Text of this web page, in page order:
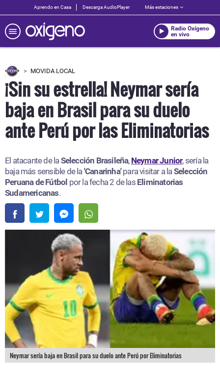
Aprendo en Casa Descarga AudioPlayer Más estaciones
Radio Oxígeno
en vivo
MOVIDA LOCAL
¡Sin su estrella! Neymar sería
baja en Brasil para su duelo
ante Perú por las Eliminatorias
El atacante de laSelección Brasileña, Neymar Junior, sería la
baja más sensible de la'Canarinha'para visitar a laSelección
Peruana de Fútbol por la fecha 2 de las Eliminatorias
Sudamericanas.
Neymar sería baja en Brasil para su duelo ante Perú por Eliminatorias